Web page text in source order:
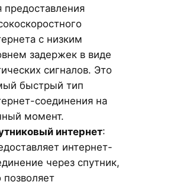
предоставления
с низким
задержек в виде
сигналов. Это
быстрый тип
соединения на
момент.
интернет:
интернет-
через спутник,
позволяет